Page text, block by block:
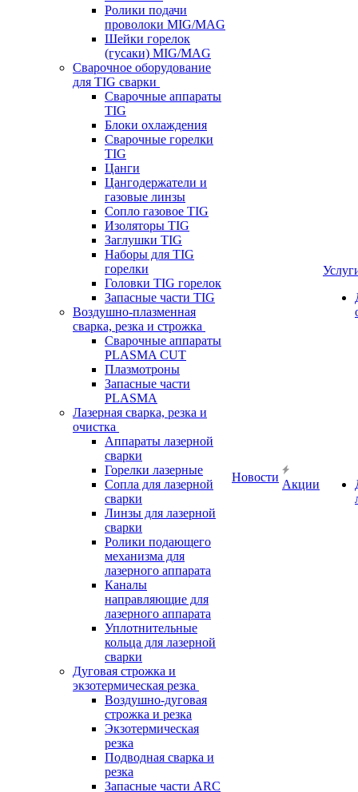
Ролики подачи
проволоки MIG/MAG
Шейки горелок
(гусаки) MIG/MAG
Сварочное оборудование
для TIG сварки
Сварочные аппараты
TIG
Блоки охлаждения
Сварочные горелки
TIG
Цанги
Цангодержатели и
газовые линзы
Сопло газовое TIG
Изоляторы TIG
Заглушки TIG
Наборы для TIG
горелки
Головки TIG горелок
Запасные части TIG
Воздушно-плазменная
сварка, резка и строжка
Сварочные аппараты
PLASMA CUT
Плазмотроны
Запасные части
PLASMA
Лазерная сварка, резка и
очистка
Аппараты лазерной
сварки
Горелки лазерные
Сопла для лазерной
сварки
Линзы для лазерной
сварки
Ролики подающего
механизма для
лазерного аппарата
Каналы
направляющие для
лазерного аппарата
Уплотнительные
кольца для лазерной
сварки
Дуговая строжка и
экзотермическая резка
Воздушно-дуговая
строжка и резка
Экзотермическая
резка
Подводная сварка и
резка
Запасные части ARC
Новости
Акции